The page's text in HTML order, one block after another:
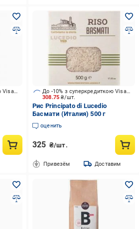
До -10% з суперкредиткою Visa Вигода
308.75₴/шт.
До -10% з суперкредиткою Visa Вигода
Рис Principato di Lucedio
Басмати (Италия) 500 г
оценить
325 ₴/шт.
Привезём Доставим